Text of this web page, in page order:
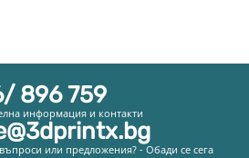
896 759
информация и контакти
или предложения? - Обади се сега